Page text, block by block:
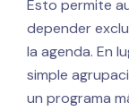
Esto permite
depender
la agenda. En
simple
un programa